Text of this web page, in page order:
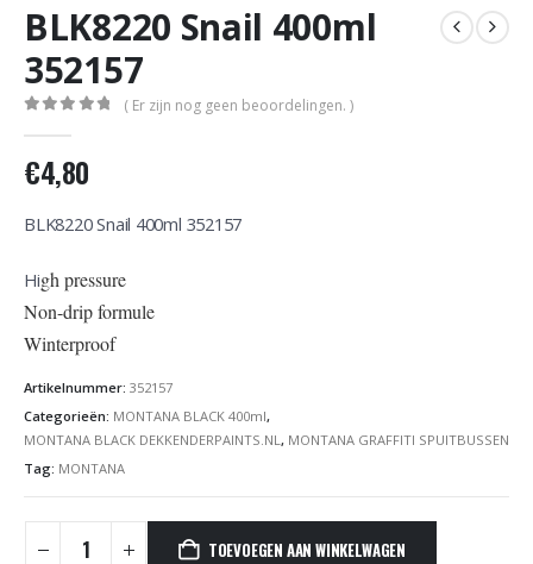
BLK8220 Snail 400ml
352157
( Er zijn nog geen beoordelingen. )
€4,80
BLK8220 Snail 400ml 352157
High pressure
Non-drip formule
Winterproof
Artikelnummer: 352157
Categorieën: MONTANA BLACK 400ml,
MONTANA BLACK DEKKENDERPAINTS.NL , MONTANA GRAFFITI SPUITBUSSEN
Tag: MONTANA
TOEVOEGEN AAN WINKELWAGEN